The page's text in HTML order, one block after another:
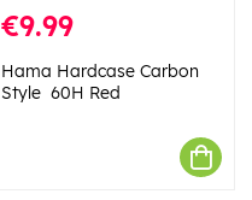
€9.99
Hama Hardcase Carbon
Style 60H Red